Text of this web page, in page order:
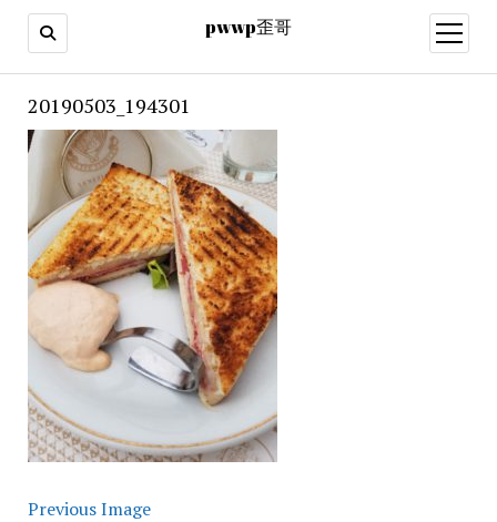
pwwp歪哥
open
menu
20190503_194301
Previous Image